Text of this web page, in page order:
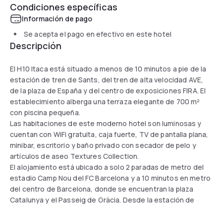
Condiciones específicas
Información de pago
Se acepta el pago en efectivo en este hotel
Descripción
El H10 Itaca está situado a menos de 10 minutos a pie de la
estación de tren de Sants, del tren de alta velocidad AVE,
de la plaza de España y del centro de exposiciones FIRA. El
establecimiento alberga una terraza elegante de 700 m²
con piscina pequeña.
Las habitaciones de este moderno hotel son luminosas y
cuentan con WiFi gratuita, caja fuerte, TV de pantalla plana,
minibar, escritorio y baño privado con secador de pelo y
artículos de aseo Textures Collection.
El alojamiento está ubicado a solo 2 paradas de metro del
estadio Camp Nou del FC Barcelona y a 10 minutos en metro
del centro de Barcelona, donde se encuentran la plaza
Catalunya y el Passeig de Gràcia. Desde la estación de